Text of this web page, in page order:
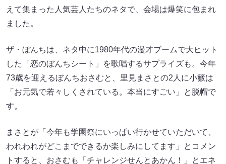
えて集まった人気芸人たちのネタで、会場は爆笑に包まれ
ました。
ザ・ぼんちは、ネタ中に1980年代の漫才ブームで大ヒット
した「恋のぼんちシート」を歌唱するサプライズも。今年
73歳を迎えるぼんちおさむと、里見まさとの2人に小籔は
「お元気で若々しくされている。本当にすごい」と脱帽で
す。
まさとが「今年も学園祭にいっぱい行かせていただいて、
われわれがどこまでできるか楽しみにしてます」とコメン
トすると、おさむも「チャレンジせんとあかん！」とエネ